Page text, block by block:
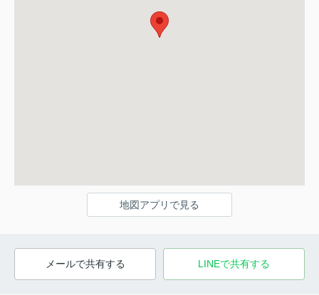
地図アプリで見る
メールで共有する LINEで共有する